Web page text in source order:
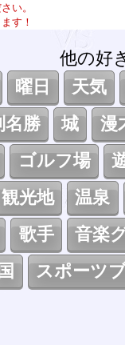
い。
す！
他の好
曜日
天気
名勝 城
漫
ゴルフ場
観光地
温泉
歌手
音楽
国 スポーツ